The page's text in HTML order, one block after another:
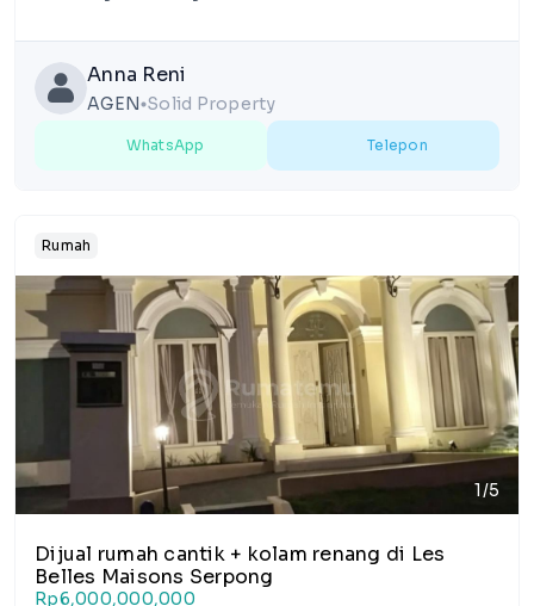
Anna Reni
AGEN lens Solid Property
WhatsApp Telepon
Rumah
1/5
Dijual rumah cantik + kolam renang di Les
Belles Maisons Serpong
Rp6,000,000,000